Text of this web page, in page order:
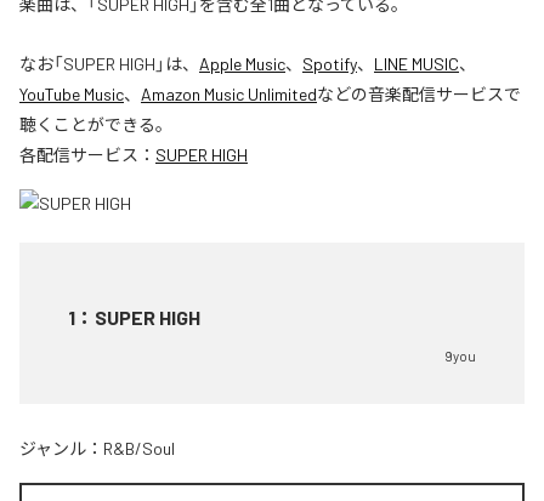
楽曲は、「SUPER HIGH」を含む全1曲となっている。
なお「SUPER HIGH 」は、 Apple Music、 Spotify、 LINE MUSIC、
YouTube Music、 Amazon Music Unlimitedなどの音楽配信サービスで
聴くことができる。
各配信サービス： SUPER HIGH
1 ： SUPER HIGH
9you
ジャンル： R&B/Soul